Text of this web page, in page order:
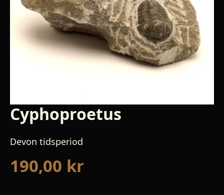
Cyphoproetus
Devon tidsperiod
190,00 kr